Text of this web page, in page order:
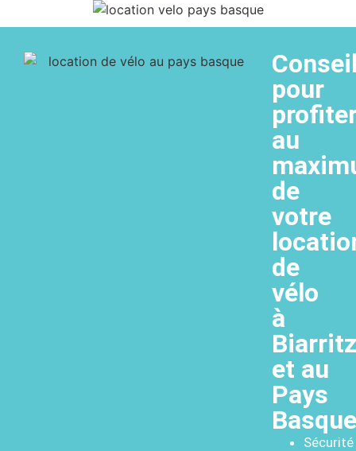
pour
au
de
votre
de
vélo
à
Biarritz
et au
Pays
Basque
Sécurité